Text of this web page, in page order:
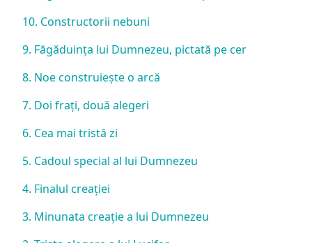
10. Constructorii nebuni
9. Făgăduința lui Dumnezeu, pictată pe cer
8. Noe construiește o arcă
7. Doi frați, două alegeri
6. Cea mai tristă zi
5. Cadoul special al lui Dumnezeu
4. Finalul creației
3. Minunata creație a lui Dumnezeu